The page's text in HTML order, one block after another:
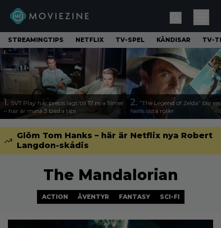
STREAMINGTIPS NETFLIX TV-SPEL KÄNDISAR TV-
1. SVT Play har precis lagt till 17 nya filmer
– här är mina 3 bästa tips
2. ”The Legend of Zelda” blir
Neills sista roller
Glöm Tom Hanks – här är Netflix nya Robert
Langdon-skådis
The Mandalorian
ACTION ÄVENTYR FANTASY SCI-FI